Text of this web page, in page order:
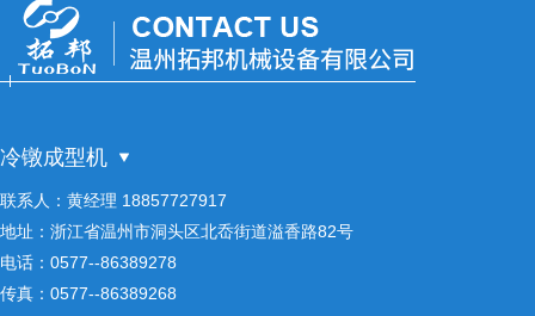
冷镦成型机
联系人：黄经理 18857727917
地址：浙江省温州市洞头区北岙街道溢香路82号
电话：0577--86389278
传真：0577--86389268